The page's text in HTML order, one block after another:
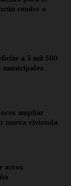
rumbo a
a 3 mil 500
municipales
ampliar
nueva vivienda
actos